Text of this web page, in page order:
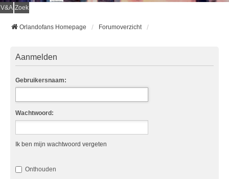
V&A Zoek
Orlandofans Homepage Forumoverzicht
Aanmelden
Gebruikersnaam:
Wachtwoord:
Ik ben mijn wachtwoord vergeten
Onthouden